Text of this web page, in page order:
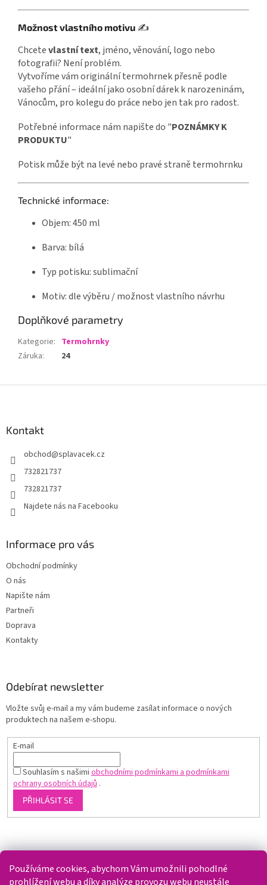
Používáme cookies, abychom Vám umožnili pohodlné
prohlížení webu a díky analýze provozu webu neustále
Možnost vlastního motivu ✍️
Chcetevlastní text, jméno, věnování, logo nebo
fotografii? Není problém.
Vytvoříme vám originální termohrnek přesně podle
vašeho přání – ideální jako osobní dárek k narozeninám,
Vánocům, pro kolegu do práce nebo jen tak pro radost.
Potřebné informace nám napište do "POZNÁMKY K
PRODUKTU"
Potisk může být na levé nebo pravé straně termohrnku
Technické informace:
Objem: 450 ml
Barva: bílá
Typ potisku: sublimační
Motiv: dle výběru / možnost vlastního návrhu
Doplňkové parametry
Kategorie: Termohrnky
Záruka: 24
Kontakt
obchod@splavacek.cz
732821737
732821737
Najdete nás na Facebooku
Informace pro vás
Obchodní podmínky
O nás
Napište nám
Partneři
Doprava
Kontakty
Odebírat newsletter
Vložte svůj e-mail a my vám budeme zasílat informace o nových
produktech na našem e-shopu.
E-mail
Souhlasím s našimi obchodními podmínkami a podmínkami
ochrany osobních údajů .
PŘIHLÁSIT SE